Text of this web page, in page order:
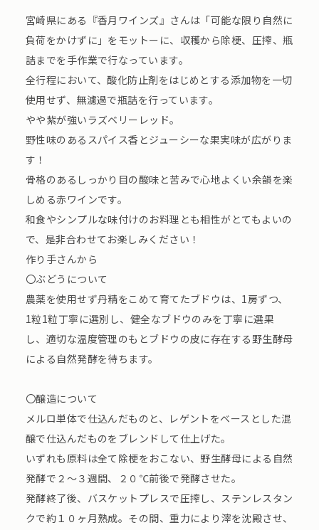
宮崎県にある『香月ワインズ』さんは「可能な限り自然に
負荷をかけずに」をモットーに、収穫から除梗、圧搾、瓶
詰までを手作業で行なっています。
全行程において、酸化防止剤をはじめとする添加物を一切
使用せず、無濾過で瓶詰を行っています。
やや紫が強いラズベリーレッド。
野性味のあるスパイス香とジューシーな果実味が広がりま
す！
骨格のあるしっかり目の酸味と苦みで心地よくい余韻を楽
しめる赤ワインです。
和食やシンプルな味付けのお料理とも相性がとてもよいの
で、是非合わせてお楽しみください！
作り手さんから
〇ぶどうについて
農薬を使用せず丹精をこめて育てたブドウは、1房ずつ、
1粒1粒丁寧に選別し、健全なブドウのみを丁寧に選果
し、適切な温度管理のもとブドウの皮に存在する野生酵母
による自然発酵を待ちます。
〇醸造について
メルロ単体で仕込んだものと、レゲントをベースとした混
醸で仕込んだものをブレンドして仕上げた。
いずれも原料は全て除梗をおこない、野生酵母による自然
発酵で２～３週間、２０℃前後で発酵させた。
発酵終了後、バスケットプレスで圧搾し、ステンレスタン
クで約１０ヶ月熟成。その間、重力により滓を沈殿させ、